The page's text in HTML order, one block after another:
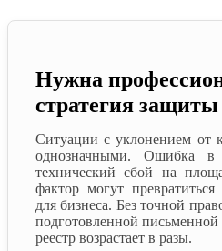
Нужна
стратегия
Ситуации с уклонением от
однозначными. Ошибка в
технический сбой на
фактор могут
для бизнеса. Без точной
подготовленной
реестр возрастает в разы.